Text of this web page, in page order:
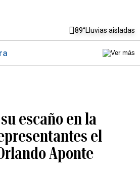
89°Lluvias aisladas
escaño en la
el
Aponte